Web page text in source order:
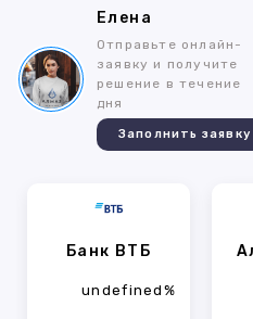
Елена
Отправьте онлайн-
заявку и получите
решение в течение
дня
Заполнить заявку
Банк ВТБ
undefined%